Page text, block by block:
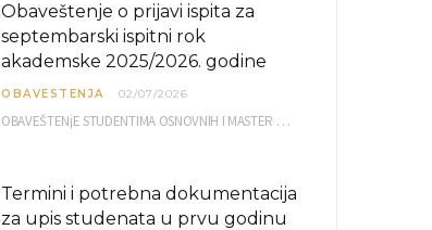
Obaveštenje o prijavi ispita za
septembarski ispitni rok
akademske 2025/2026. godine
OBAVESTENJA 02/07/2026
OBAVEŠTENjE STUDENTIMA OSNOVNIH I MASTER AKADEMSKIH STUDIJA ELEKTRONSKA PRIJAVA ISPITA za septembarski ispitni rok za…
Termini i potrebna dokumentacija
za upis studenata u prvu godinu